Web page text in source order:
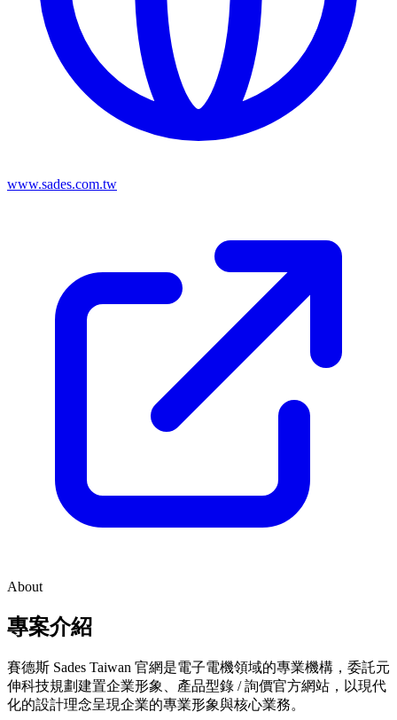
www.sades.com.tw
About
專案介紹
賽德斯 Sades Taiwan 官網是電子電機領域的專業機構，委託元
伸科技規劃建置企業形象、產品型錄 / 詢價官方網站，以現代
化的設計理念呈現企業的專業形象與核心業務。